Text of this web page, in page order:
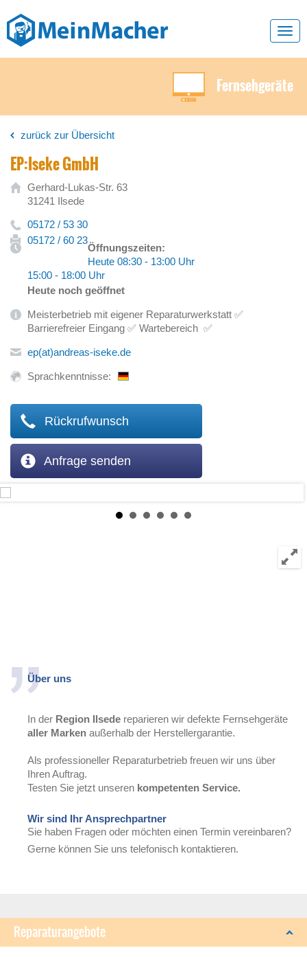
Fernsehgeräte
zurück zur Übersicht
EP:Iseke GmbH
Gerhard-Lukas-Str. 63
31241 Ilsede
05172 / 53 30
05172 / 60 23
Öffnungszeiten:
Heute 08:30 - 13:00 Uhr
15:00 - 18:00 Uhr
Heute noch geöffnet
Meisterbetrieb mit eigener Reparaturwerkstatt ✅
Barrierefreier Eingang ✅ Wartebereich ✅
ep(at)andreas-iseke.de
Sprachkenntnisse:
Rückrufwunsch
Anfrage senden
Über uns
In der Region Ilsede reparieren wir defekte Fernsehgeräte
aller Marken außerhalb der Herstellergarantie.
Als professioneller Reparaturbetrieb freuen wir uns über
Ihren Auftrag.
Testen Sie jetzt unseren kompetenten Service.
Wir sind Ihr Ansprechpartner
Sie haben Fragen oder möchten einen Termin vereinbaren?
Gerne können Sie uns telefonisch kontaktieren.
Reparaturangebote